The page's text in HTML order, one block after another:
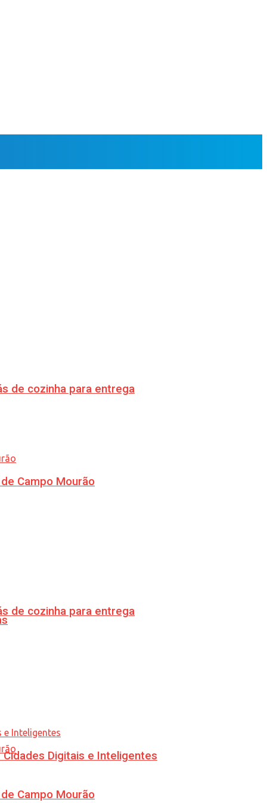
de cozinha para entrega
Campo Mourão
de cozinha para entrega
Campo Mourão
Digitais e Inteligentes